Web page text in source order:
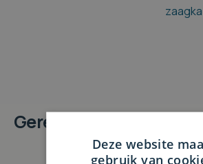
Gerelateerde producten
Deze website
gebruik van